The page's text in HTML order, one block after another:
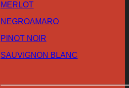
MERLOT
NEGROAMARO
PINOT NOIR
SAUVIGNON BLANC